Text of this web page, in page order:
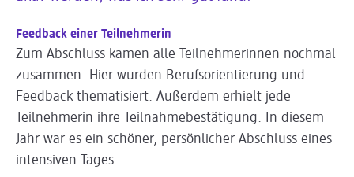
Feedback einer Teilnehmerin
Zum Abschluss kamen alle Teilnehmerinnen nochmal
zusammen. Hier wurden Berufsorientierung und
Feedback thematisiert. Außerdem erhielt jede
Teilnehmerin ihre Teilnahmebestätigung. In diesem
Jahr war es ein schöner, persönlicher Abschluss eines
intensiven Tages.